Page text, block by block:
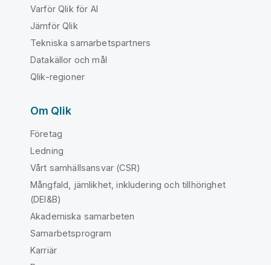
Varför Qlik för AI
Jämför Qlik
Tekniska samarbetspartners
Datakällor och mål
Qlik-regioner
Om Qlik
Företag
Ledning
Vårt samhällsansvar (CSR)
Mångfald, jämlikhet, inkludering och tillhörighet
(DEI&B)
Akademiska samarbeten
Samarbetsprogram
Karriär